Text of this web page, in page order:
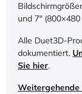
und 7″ (800×480
Alle Duet3D-
dokumentiert.
Sie hier.
Weitergehende